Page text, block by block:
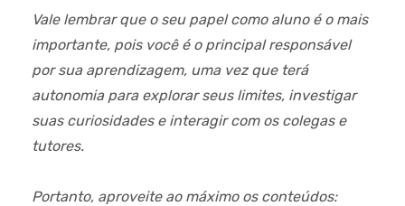
Vale lembrar que o seu papel como aluno é o mais
importante, pois você é o principal responsável
por sua aprendizagem, uma vez que terá
autonomia para explorar seus limites, investigar
suas curiosidades e interagir com os colegas e
tutores.
Portanto, aproveite ao máximo os conteúdos: